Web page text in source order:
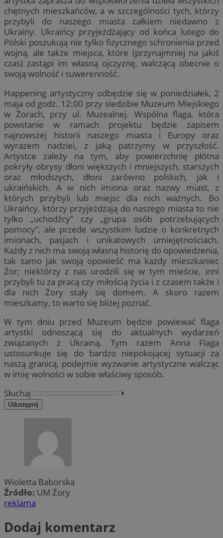
chętnych mieszkańców, a w szczególności tych, którzy
przybyli do naszego miasta całkiem niedawno z
Ukrainy. Ukraińcy przyjeżdżający od końca lutego do
Polski poszukują nie tylko fizycznego schronienia przed
wojną, ale także miejsca, które (przynajmniej na jakiś
czas) zastąpi im własną ojczyznę, walczącą obecnie o
swoją wolność i suwerenność.
Happening artystyczny odbędzie się w poniedziałek, 2
maja od godz. 12:00 przy siedzibie Muzeum Miejskiego
w Żorach, przy ul. Muzealnej. Wspólna flaga, która
powstanie w ramach projektu będzie zapisem
najnowszej historii naszego miasta i Europy oraz
wyrazem nadziei, z jaką patrzymy w przyszłość.
Artystce zależy na tym, aby powierzchnię płótna
pokryły obrysy dłoni większych i mniejszych, starszych
oraz młodszych, dłoni zarówno polskich, jak i
ukraińskich. A w nich imiona oraz nazwy miast, z
których przybyli lub miejsc dla nich ważnych. Bo
Ukraińcy, którzy przyjeżdżają do naszego miasta to nie
tylko „uchodźcy” czy „grupa osób potrzebujących
pomocy”, ale przede wszystkim ludzie o konkretnych
imionach, pasjach i unikatowych umiejętnościach.
Każdy z nich ma swoją własną historię do opowiedzenia,
tak samo jak swoją opowieść ma każdy mieszkaniec
Żor; niektórzy z nas urodzili się w tym mieście, inni
przybyli tu za pracą czy miłością życia i z czasem także i
dla nich Żory stały się domem. A skoro razem
mieszkamy, to warto się bliżej poznać.
W tym dniu przed Muzeum będzie powiewać flaga
artystki odnoszącą się do aktualnych wydarzeń
związanych z Ukrainą. Tym razem Anna Flaga
ustosunkuje się do bardzo niepokojącej sytuacji za
naszą granicą, podejmie wyzwanie artystyczne walcząc
w imię wolności w sobie właściwy sposób.
Słuchaj
⏵︎
Udostępnij
Wioletta Baborska
Źródło: UM Żory
reklama
Dodaj komentarz